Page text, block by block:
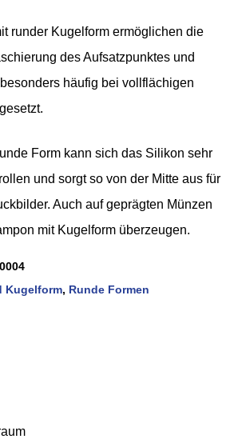
runder Kugelform ermöglichen die
des Aufsatzpunktes und
häufig bei vollflächigen
Form kann sich das Silikon sehr
und sorgt so von der Mitte aus für
Auch auf geprägten Münzen
mit Kugelform überzeugen.
Kugelform, Runde Formen